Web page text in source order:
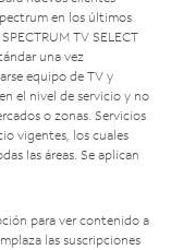
en los últimos
TV SELECT
una vez
equipo de TV y
el nivel de servicio y no
o zonas. Servicios
vigentes, los cuales
las áreas. Se aplican
para ver contenido a
las suscripciones